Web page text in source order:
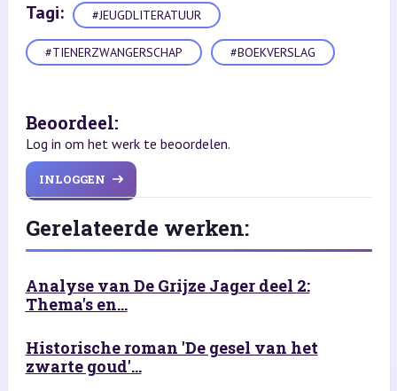
Tagi: #JEUGDLITERATUUR
#TIENERZWANGERSCHAP #BOEKVERSLAG
Beoordeel:
Log in om het werk te beoordelen.
INLOGGEN
Gerelateerde werken:
Analyse van De Grijze Jager deel 2:
Thema's en...
Historische roman 'De gesel van het
zwarte goud'...